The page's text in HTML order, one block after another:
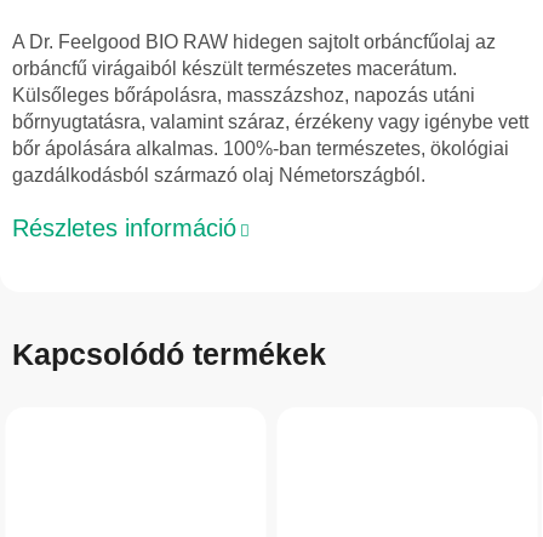
A Dr. Feelgood BIO RAW hidegen sajtolt orbáncfűolaj az
orbáncfű virágaiból készült természetes macerátum.
Külsőleges bőrápolásra, masszázshoz, napozás utáni
bőrnyugtatásra, valamint száraz, érzékeny vagy igénybe vett
bőr ápolására alkalmas. 100%-ban természetes, ökológiai
gazdálkodásból származó olaj Németországból.
Részletes információ
Kapcsolódó termékek